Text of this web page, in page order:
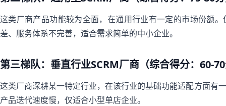
这类厂商产品功能较为全面，在通用行业有一定的市场份额
差、服务体系不完善，适合需求简单的中小企业。
第三梯队：垂直行业SCRM厂商（综合得分：60-
这类厂商深耕某一特定行业，在该行业的基础功能适配方面有
产品迭代速度慢，仅适合小型单店企业。